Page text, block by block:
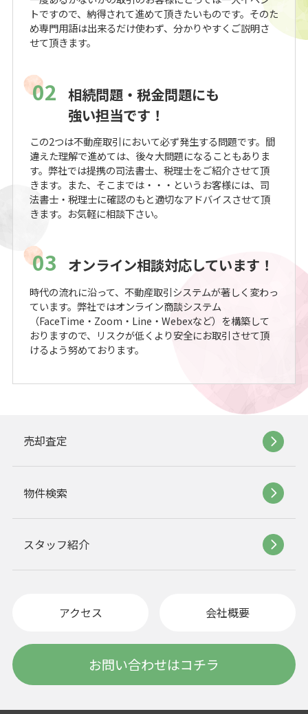
トですので、納得されて進めて頂きたいものです。そのた
め専門用語は出来るだけ使わず、分かりやすくご説明さ
せて頂きます。
02 相続問題・税金問題にも
強い担当です！
この2つは不動産取引において必ず発生する問題です。間
違えた理解で進めては、後々大問題になることもありま
す。弊社では提携の司法書士、税理士をご紹介させて頂
きます。また、そこまでは・・・というお客様には、司
法書士・税理士に確認のもと適切なアドバイスさせて頂
きます。お気軽に相談下さい。
03 オンライン相談対応しています！
時代の流れに沿って、不動産取引システムが著しく変わっ
ています。弊社ではオンライン商談システム
（FaceTime・Zoom・Line・Webexなど）を構築して
おりますので、リスクが低くより安全にお取引させて頂
けるよう努めております。
売却査定
物件検索
スタッフ紹介
アクセス 会社概要
お問い合わせはコチラ